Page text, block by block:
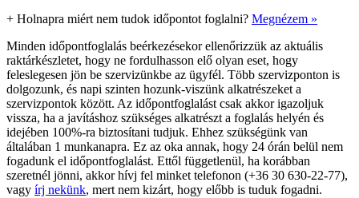
+ Holnapra miért nem tudok időpontot foglalni? Megnézem »
Minden időpontfoglalás beérkezésekor ellenőrizzük az aktuális
raktárkészletet, hogy ne fordulhasson elő olyan eset, hogy
feleslegesen jön be szervizünkbe az ügyfél. Több szervizponton is
dolgozunk, és napi szinten hozunk-viszünk alkatrészeket a
szervizpontok között. Az időpontfoglalást csak akkor igazoljuk
vissza, ha a javításhoz szükséges alkatrészt a foglalás helyén és
idejében 100%-ra biztosítani tudjuk. Ehhez szükségünk van
általában 1 munkanapra. Ez az oka annak, hogy 24 órán belül nem
fogadunk el időpontfoglalást. Ettől függetlenül, ha korábban
szeretnél jönni, akkor hívj fel minket telefonon (+36 30 630-22-77),
vagy írj nekünk, mert nem kizárt, hogy előbb is tuduk fogadni.